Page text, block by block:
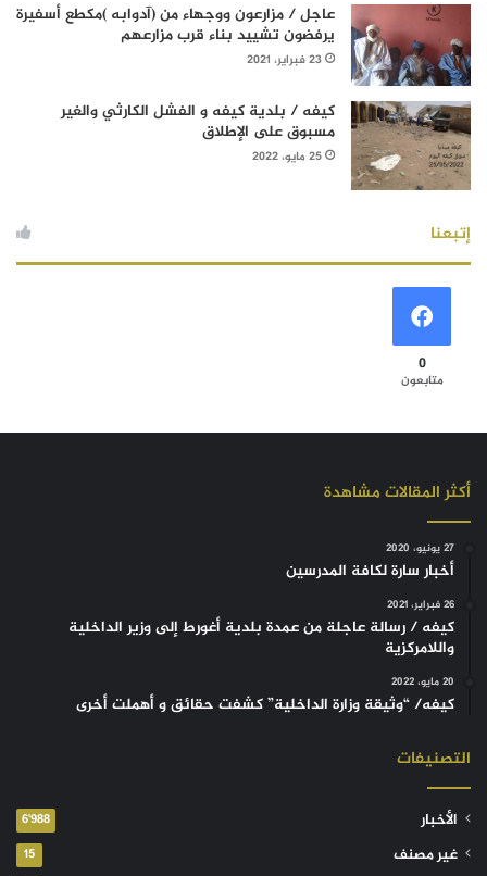
عاجل / مزارعون ووجهاء من (آدوابه )مكطع أسفيرة
يرفضون تشييد بناء قرب مزارعهم
23 فبراير، 2021
كيفه / بلدية كيفه و الفشل الكارثي والغير
مسبوق على الإطلاق
25 مايو، 2022
إتبعنا
0
متابعون
أكثر المقالات مشاهدة
27 يونيو، 2020
أخبار سارة لكافة المدرسين
26 فبراير، 2021
كيفه / رسالة عاجلة من عمدة بلدية أغورط إلى وزير الداخلية
واللامركزية
20 مايو، 2022
كيفه/ “وثيقة وزارة الداخلية” كشفت حقائق و أهملت أخرى
التصنيفات
الأخبار 6٬988
غير مصنف 15